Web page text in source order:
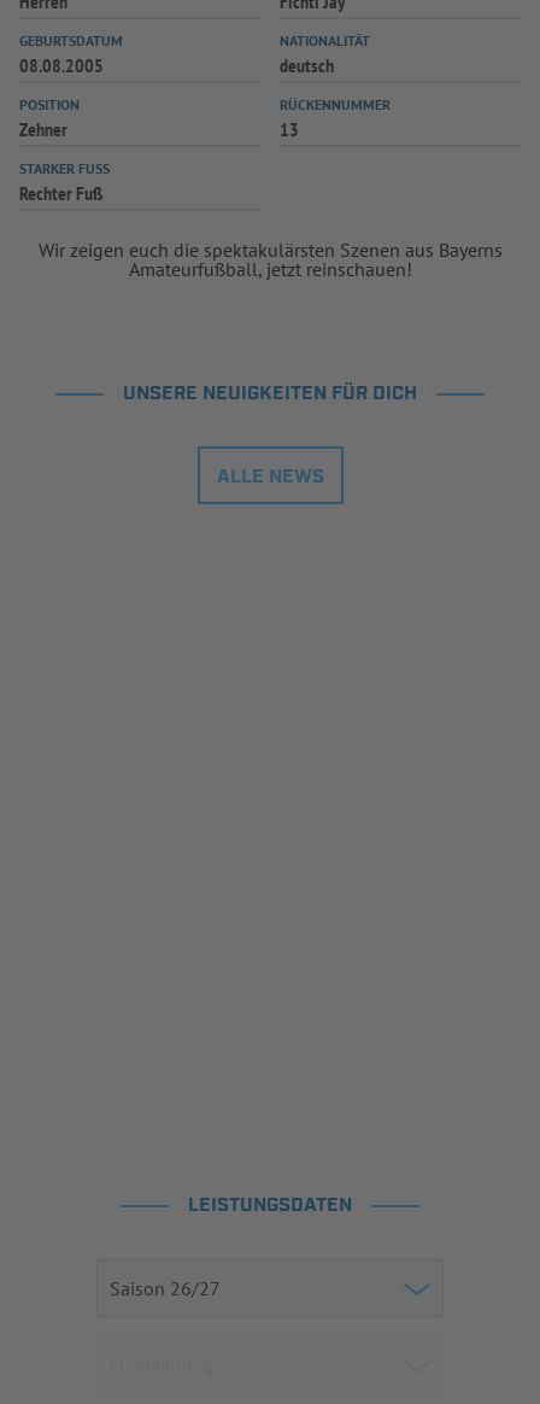
SPIELPLUS
GEBURTSDATUM
08.08.2005
NATIONALITÄT
deutsch
POSITION
Zehner
RÜCKENNUMMER
13
STARKER FUSS
Rechter Fuß
Wir zeigen euch die spektakulärsten Szenen aus Bayerns
Amateurfußball, jetzt reinschauen!
UNSERE NEUIGKEITEN FÜR DICH
ALLE NEWS
LEISTUNGSDATEN